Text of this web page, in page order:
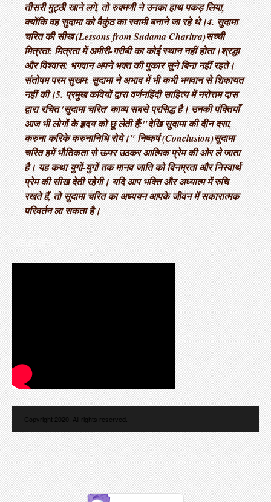
तीसरी मुट्ठी खाने लगे, तो रुक्मणी ने उनका हाथ पकड़ लिया,
क्योंकि वह सुदामा को वैकुंठ का स्वामी बनाने जा रहे थे। ​4. सुदामा
चरित की सीख (Lessons from Sudama Charitra) ​सच्ची
मित्रता: मित्रता में अमीरी-गरीबी का कोई स्थान नहीं होता। ​श्रद्धा
और विश्वास: भगवान अपने भक्त की पुकार सुने बिना नहीं रहते। ​
संतोषम परम सुखम: सुदामा ने अभाव में भी कभी भगवान से शिकायत
नहीं की। ​5. प्रमुख कवियों द्वारा वर्णन ​हिंदी साहित्य में नरोत्तम दास
द्वारा रचित 'सुदामा चरित' काव्य सबसे प्रसिद्ध है। उनकी पंक्तियाँ
आज भी लोगों के हृदय को छू लेती हैं: ​"देखि सुदामा की दीन दसा,
करुना करिके करुनानिधि रोये।" निष्कर्ष (Conclusion) ​सुदामा
चरित हमें भौतिकता से ऊपर उठकर आत्मिक प्रेम की ओर ले जाता
है। यह कथा युगों-युगों तक मानव जाति को विनम्रता और निस्वार्थ
प्रेम की सीख देती रहेगी। यदि आप भक्ति और अध्यात्म में रुचि
रखते हैं, तो सुदामा चरित का अध्ययन आपके जीवन में सकारात्मक
परिवर्तन ला सकता है।
LATEST VIDEO
Copyright 2020. All rights reserved.